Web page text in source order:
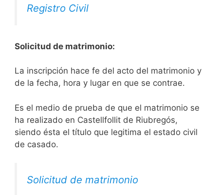
Registro Civil
Solicitud de matrimonio:
La inscripción hace fe del acto del matrimonio y
de la fecha, hora y lugar en que se contrae.
Es el medio de prueba de que el matrimonio se
ha realizado en Castellfollit de Riubregós,
siendo ésta el título que legitima el estado civil
de casado.
Solicitud de matrimonio